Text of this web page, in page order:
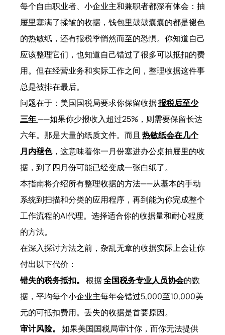
每个自由职业者、小企业主和兼职者都深有体会：抽
屉里塞满了揉皱的收据，钱包里鼓鼓囊囊的都是褪色
的热敏纸，还有报税季悄然而至的恐惧。你知道自己
应该整理它们，也知道自己错过了很多可以抵扣的费
用。但在经营业务和实际工作之间，整理收据这件事
总是被排在最后。
问题在于：美国国税局要求你保留收据报税后至少
三年——如果你少报收入超过25%，则需要保留长达
六年。那是大量的纸质文件。而且 热敏纸会在几个
月内褪色，这意味着你一月份塞进办公桌抽屉里的收
据，到了四月份可能已经变成一张白纸了。
本指南将介绍所有整理收据的方法——从基本的手动
系统到扫描和分类的应用程序，再到能为你完成整个
工作流程的AI代理。选择适合你的收据量和耐心程度
的方法。
在深入探讨方法之前，杂乱无章的收据实际上会让你
付出以下代价：
错失的税务抵扣。 根据全国税务专业人员协会的数
据，平均每个小企业主每年会错过5,000至10,000美
元的可抵扣费用。丢失的收据是首要原因。
审计风险。 如果美国国税局审计你，而你无法提供